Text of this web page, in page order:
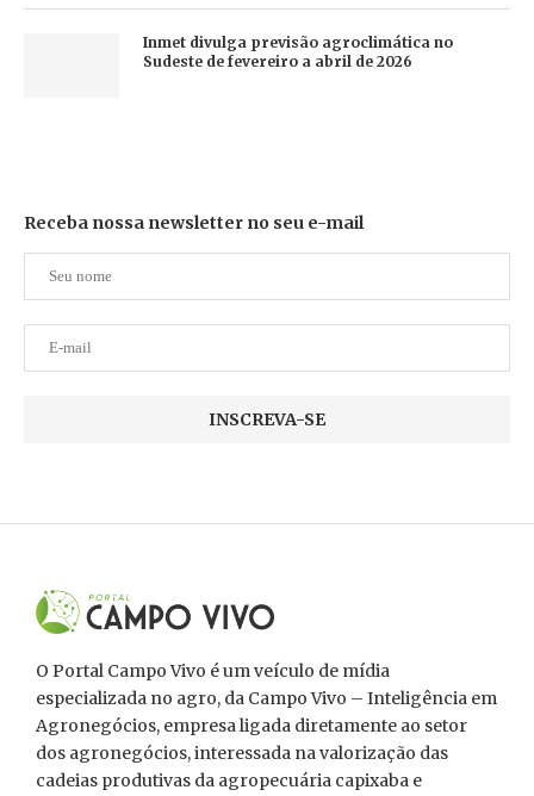
Inmet divulga previsão agroclimática no
Sudeste de fevereiro a abril de 2026
Receba nossa newsletter no seu e-mail
O Portal Campo Vivo é um veículo de mídia
especializada no agro, da Campo Vivo – Inteligência em
Agronegócios, empresa ligada diretamente ao setor
dos agronegócios, interessada na valorização das
cadeias produtivas da agropecuária capixaba e